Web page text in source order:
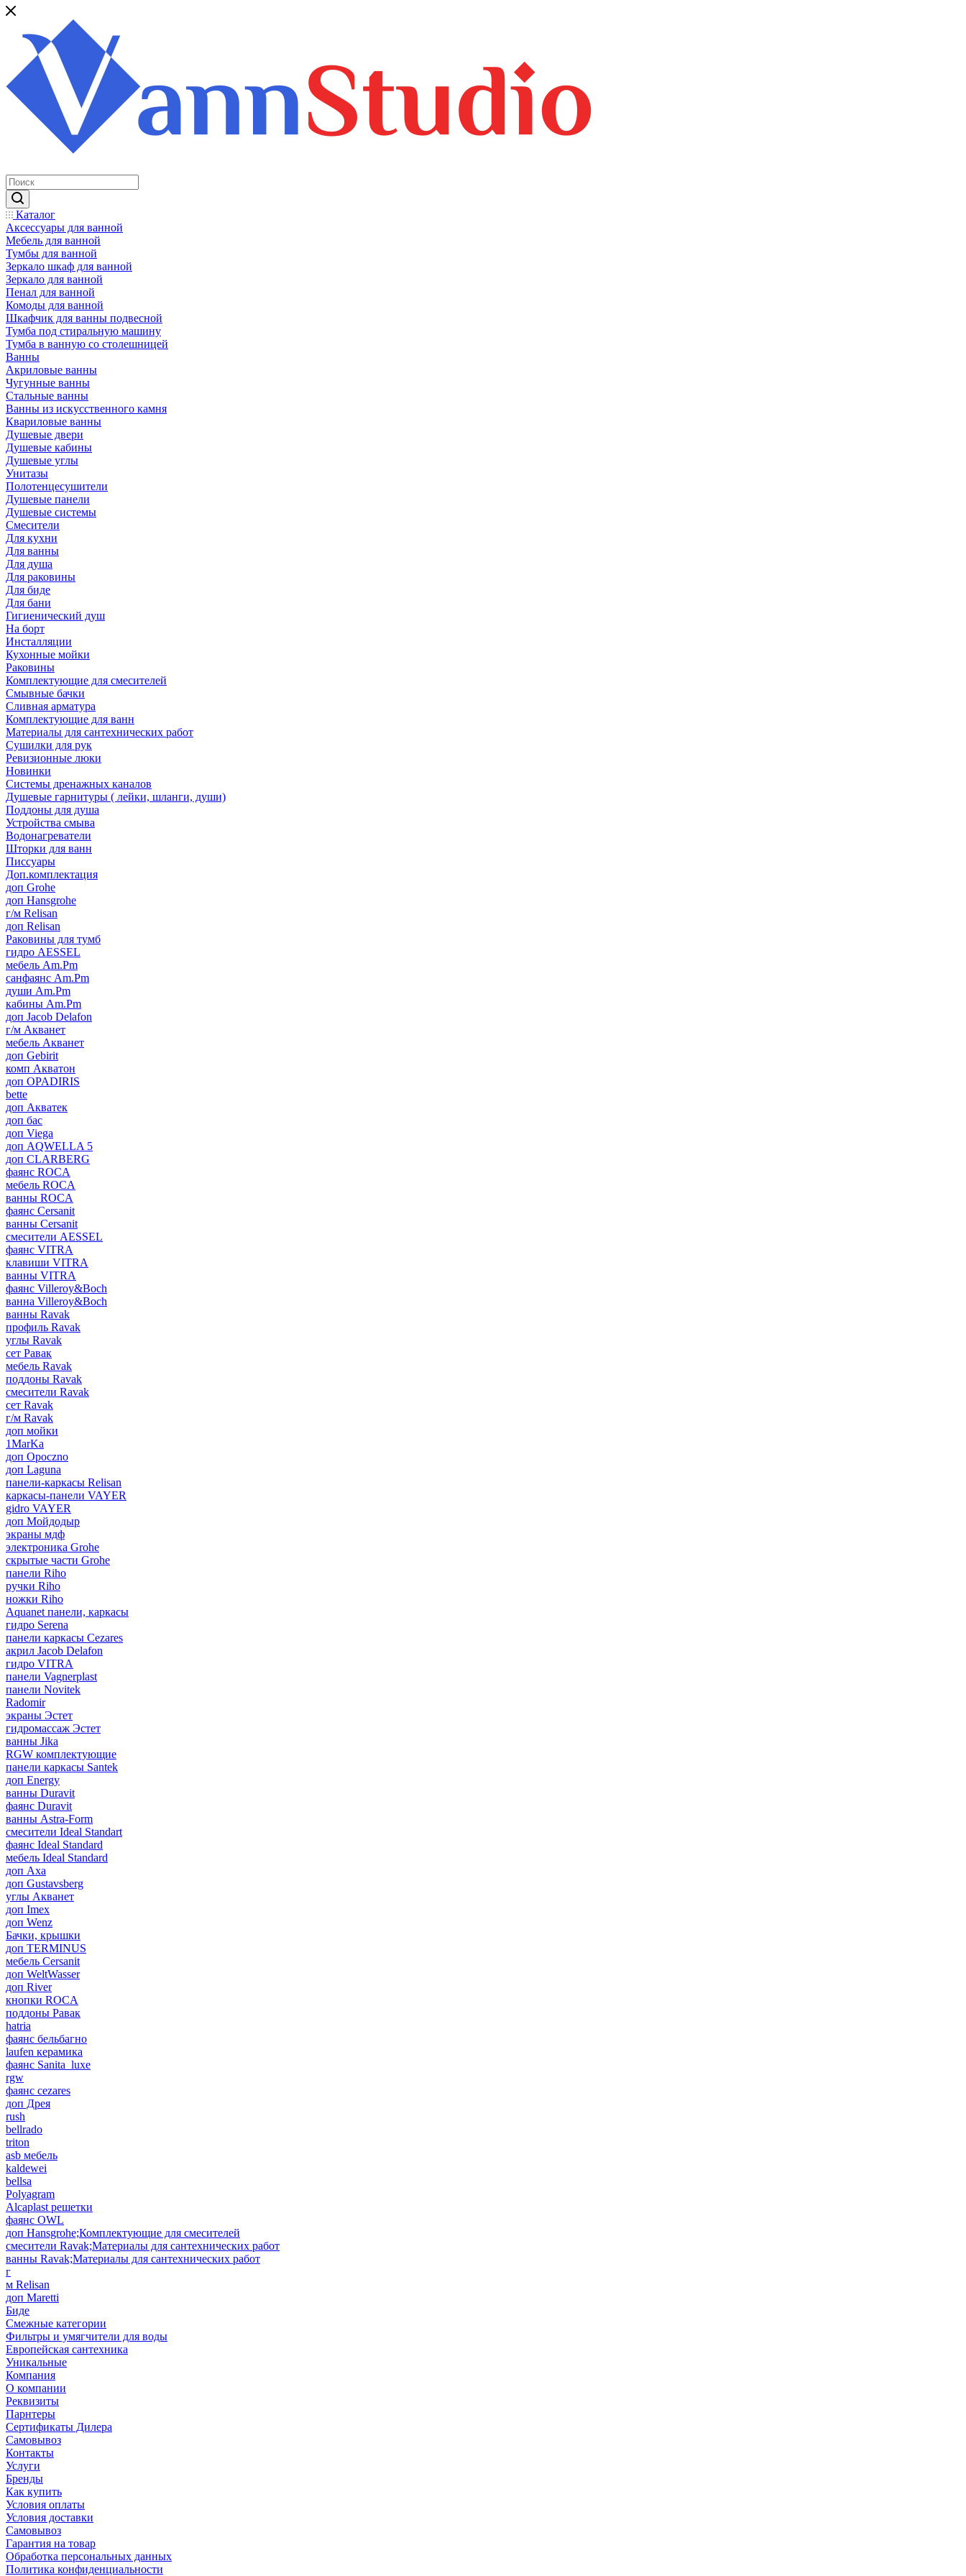
Каталог
Аксессуары для ванной
Мебель для ванной
Тумбы для ванной
Зеркало шкаф для ванной
Зеркало для ванной
Пенал для ванной
Комоды для ванной
Шкафчик для ванны подвесной
Тумба под стиральную машину
Тумба в ванную со столешницей
Ванны
Акриловые ванны
Чугунные ванны
Стальные ванны
Ванны из искусственного камня
Квариловые ванны
Душевые двери
Душевые кабины
Душевые углы
Унитазы
Полотенцесушители
Душевые панели
Душевые системы
Смесители
Для кухни
Для ванны
Для душа
Для раковины
Для биде
Для бани
Гигиенический душ
На борт
Инсталляции
Кухонные мойки
Раковины
Комплектующие для смесителей
Смывные бачки
Сливная арматура
Комплектующие для ванн
Материалы для сантехнических работ
Сушилки для рук
Ревизионные люки
Новинки
Системы дренажных каналов
Душевые гарнитуры ( лейки, шланги, души)
Поддоны для душа
Устройства смыва
Водонагреватели
Шторки для ванн
Писсуары
Доп.комплектация
доп Grohe
доп Hansgrohe
г/м Relisan
доп Relisan
Раковины для тумб
гидро AESSEL
мебель Am.Pm
санфаянс Am.Pm
души Am.Pm
кабины Am.Pm
доп Jacob Delafon
г/м Акванет
мебель Акванет
доп Gebirit
комп Акватон
доп OPADIRIS
bette
доп Акватек
доп бас
доп Viega
доп AQWELLA 5
доп CLARBERG
фаянс ROCA
мебель ROCA
ванны ROCA
фаянс Cersanit
ванны Cersanit
смесители AESSEL
фаянс VITRA
клавиши VITRA
ванны VITRA
фаянс Villeroy&Boch
ванна Villeroy&Boch
ванны Ravak
профиль Ravak
углы Ravak
сет Равак
мебель Ravak
поддоны Ravak
смесители Ravak
сет Ravak
г/м Ravak
доп мойки
1MarKa
доп Opoczno
доп Laguna
панели-каркасы Relisan
каркасы-панели VAYER
gidro VAYER
доп Мойдодыр
экраны мдф
электроника Grohe
скрытые части Grohe
панели Riho
ручки Riho
ножки Riho
Aquanet панели, каркасы
гидро Serena
панели каркасы Cezares
акрил Jacob Delafon
гидро VITRA
панели Vagnerplast
панели Novitek
Radomir
экраны Эстет
гидромассаж Эстет
ванны Jika
RGW комплектующие
панели каркасы Santek
доп Energy
ванны Duravit
фаянс Duravit
ванны Astra-Form
смесители Ideal Standart
фаянс Ideal Standard
мебель Ideal Standard
доп Axa
доп Gustavsberg
углы Акванет
доп Imex
доп Wenz
Бачки, крышки
доп TERMINUS
мебель Cersanit
доп WeltWasser
доп River
кнопки ROCA
поддоны Равак
hatria
фаянс бельбагно
laufen керамика
фаянс Sanita_luxe
rgw
фаянс cezares
доп Дрея
rush
bellrado
triton
asb мебель
kaldewei
bellsa
Polyagram
Alcaplast решетки
фаянс OWL
доп Hansgrohe;Комплектующие для смесителей
смесители Ravak;Материалы для сантехнических работ
ванны Ravak;Материалы для сантехнических работ
г
м Relisan
доп Maretti
Биде
Смежные категории
Фильтры и умягчители для воды
Европейская сантехника
Уникальные
Компания
О компании
Реквизиты
Парнтеры
Сертификаты Дилера
Самовывоз
Контакты
Услуги
Бренды
Как купить
Условия оплаты
Условия доставки
Самовывоз
Гарантия на товар
Обработка персональных данных
Политика конфиденциальности